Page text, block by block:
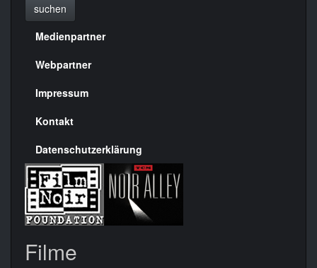
suchen
Menülinks
rechte
Seite
Medienpartner
Webpartner
Impressum
Kontakt
Datenschutzerklärung
Filme